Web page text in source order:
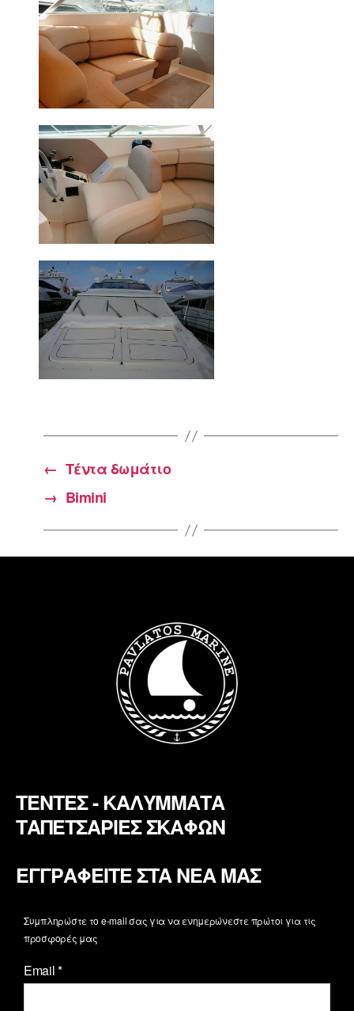
← Τέντα δωμάτιο
→ Bimini
ΤΕΝΤΕΣ - ΚΑΛΥΜΜΑΤΑ
ΤΑΠΕΤΣΑΡΙΕΣ ΣΚΑΦΩΝ
ΕΓΓΡΑΦΕΙΤΕ ΣΤΑ ΝΕΑ ΜΑΣ
Συμπληρώστε το e-mail σας για να ενημερώνεστε πρώτοι για τις
προσφορές μας
Email*